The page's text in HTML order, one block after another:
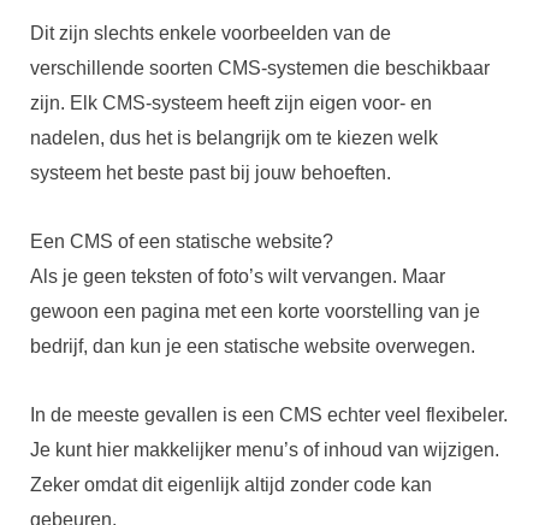
Dit zijn slechts enkele voorbeelden van de
verschillende soorten CMS-systemen die beschikbaar
zijn. Elk CMS-systeem heeft zijn eigen voor- en
nadelen, dus het is belangrijk om te kiezen welk
systeem het beste past bij jouw behoeften.
Een CMS of een statische website?
Als je geen teksten of foto’s wilt vervangen. Maar
gewoon een pagina met een korte voorstelling van je
bedrijf, dan kun je een statische website overwegen.
In de meeste gevallen is een CMS echter veel flexibeler.
Je kunt hier makkelijker menu’s of inhoud van wijzigen.
Zeker omdat dit eigenlijk altijd zonder code kan
gebeuren.